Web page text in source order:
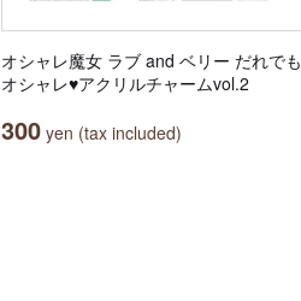
オシャレ魔女 ラブ and ベリー だれでも
オシャレ♥アクリルチャームvol.2
300 yen (tax included)